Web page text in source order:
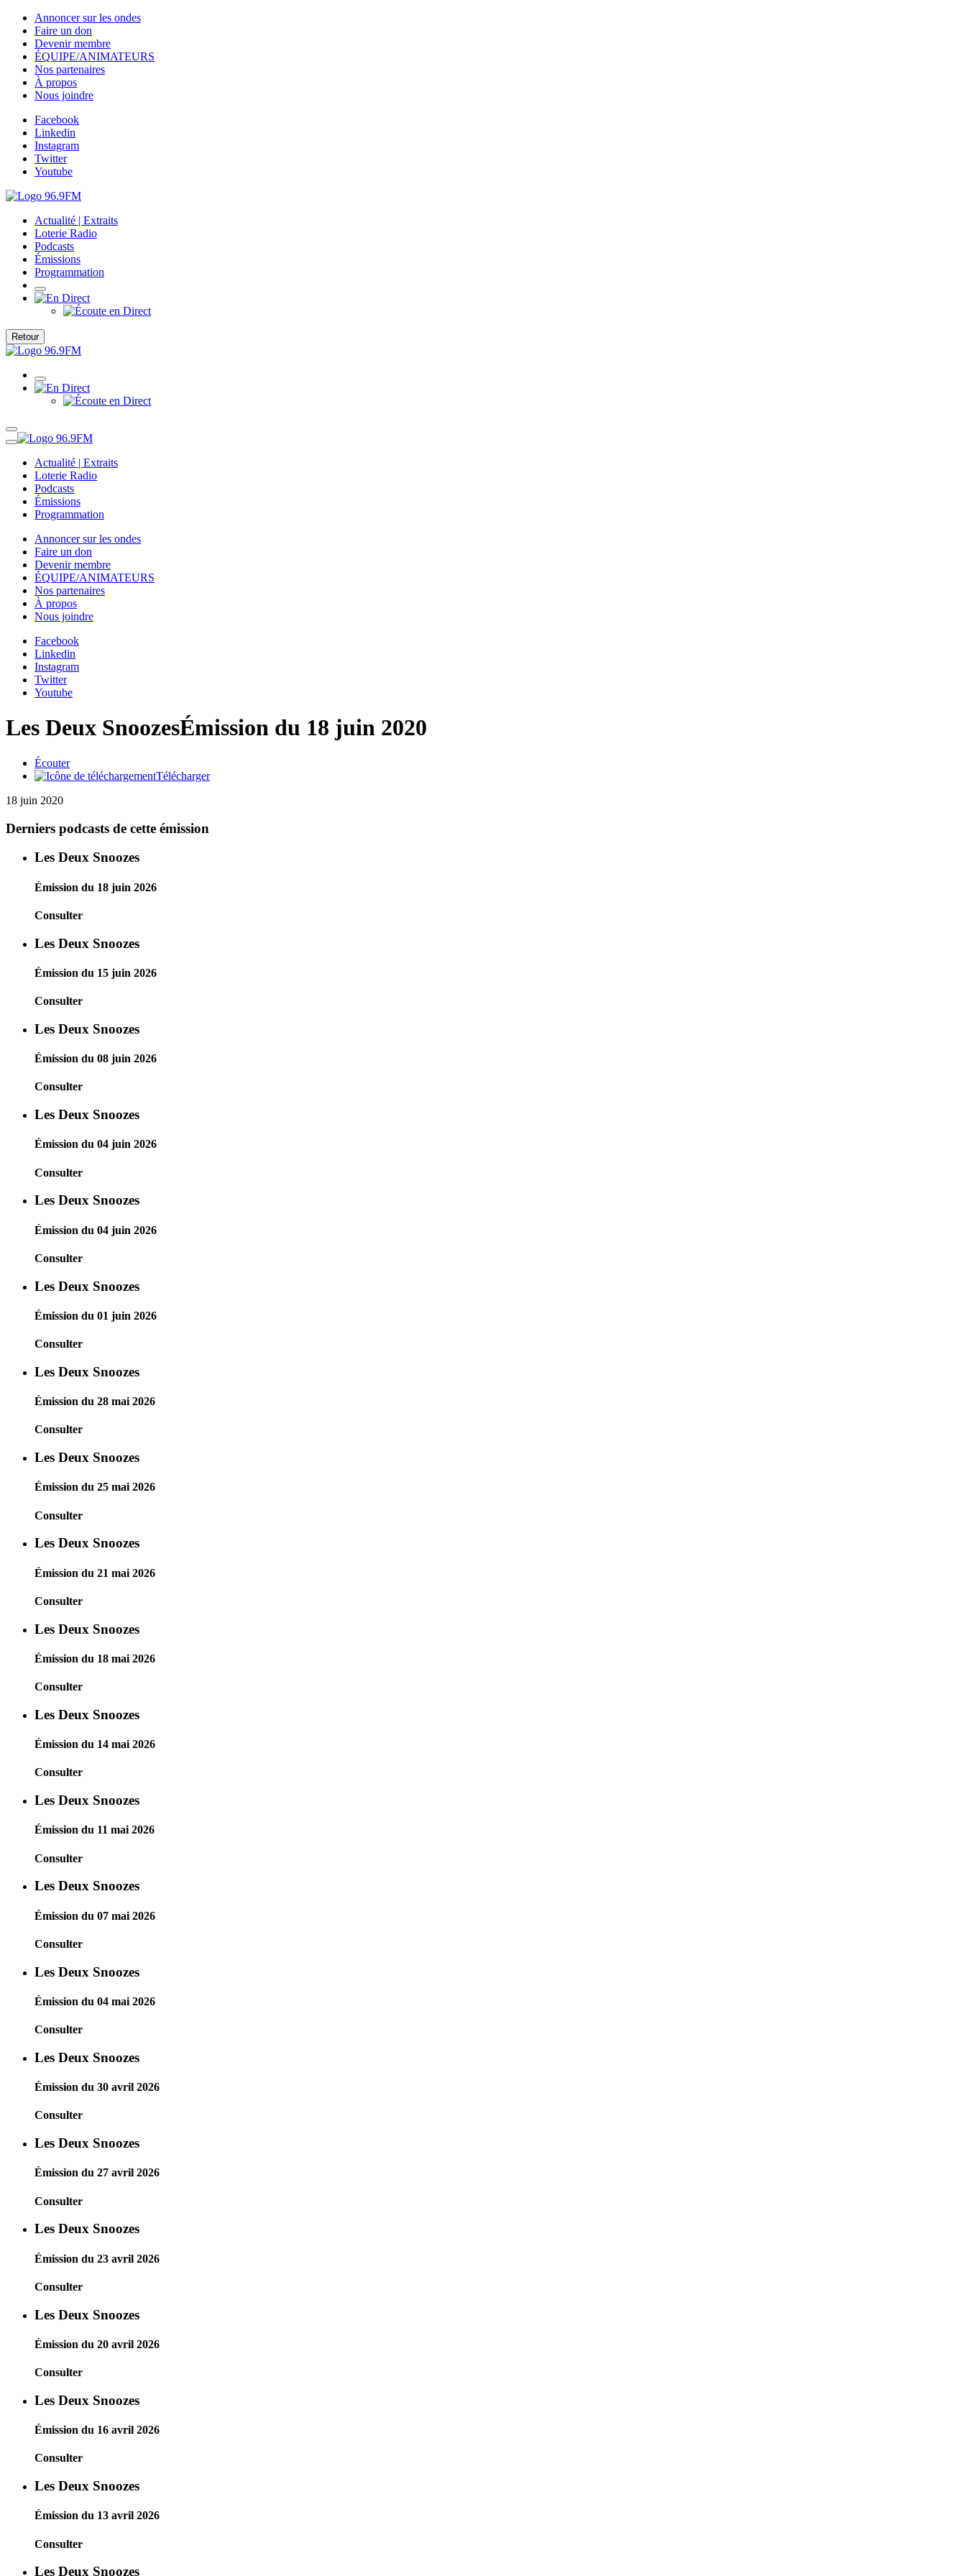
Annoncer sur les ondes
Faire un don
Devenir membre
ÉQUIPE/ANIMATEURS
Nos partenaires
À propos
Nous joindre
Facebook
Linkedin
Instagram
Twitter
Youtube
Actualité | Extraits
Loterie Radio
Podcasts
Émissions
Programmation
Retour
Actualité | Extraits
Loterie Radio
Podcasts
Émissions
Programmation
Annoncer sur les ondes
Faire un don
Devenir membre
ÉQUIPE/ANIMATEURS
Nos partenaires
À propos
Nous joindre
Facebook
Linkedin
Instagram
Twitter
Youtube
Les Deux SnoozesÉmission du 18 juin 2020
Écouter
Télécharger
18 juin 2020
Derniers podcasts de cette émission
Les Deux Snoozes
Émission du 18 juin 2026
Consulter
Les Deux Snoozes
Émission du 15 juin 2026
Consulter
Les Deux Snoozes
Émission du 08 juin 2026
Consulter
Les Deux Snoozes
Émission du 04 juin 2026
Consulter
Les Deux Snoozes
Émission du 04 juin 2026
Consulter
Les Deux Snoozes
Émission du 01 juin 2026
Consulter
Les Deux Snoozes
Émission du 28 mai 2026
Consulter
Les Deux Snoozes
Émission du 25 mai 2026
Consulter
Les Deux Snoozes
Émission du 21 mai 2026
Consulter
Les Deux Snoozes
Émission du 18 mai 2026
Consulter
Les Deux Snoozes
Émission du 14 mai 2026
Consulter
Les Deux Snoozes
Émission du 11 mai 2026
Consulter
Les Deux Snoozes
Émission du 07 mai 2026
Consulter
Les Deux Snoozes
Émission du 04 mai 2026
Consulter
Les Deux Snoozes
Émission du 30 avril 2026
Consulter
Les Deux Snoozes
Émission du 27 avril 2026
Consulter
Les Deux Snoozes
Émission du 23 avril 2026
Consulter
Les Deux Snoozes
Émission du 20 avril 2026
Consulter
Les Deux Snoozes
Émission du 16 avril 2026
Consulter
Les Deux Snoozes
Émission du 13 avril 2026
Consulter
Les Deux Snoozes